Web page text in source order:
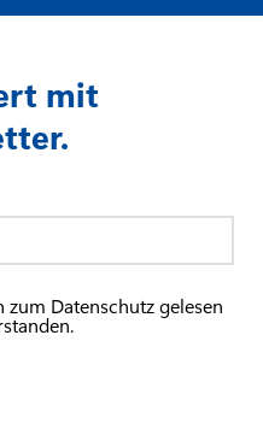
mit
Datenschutz gelesen